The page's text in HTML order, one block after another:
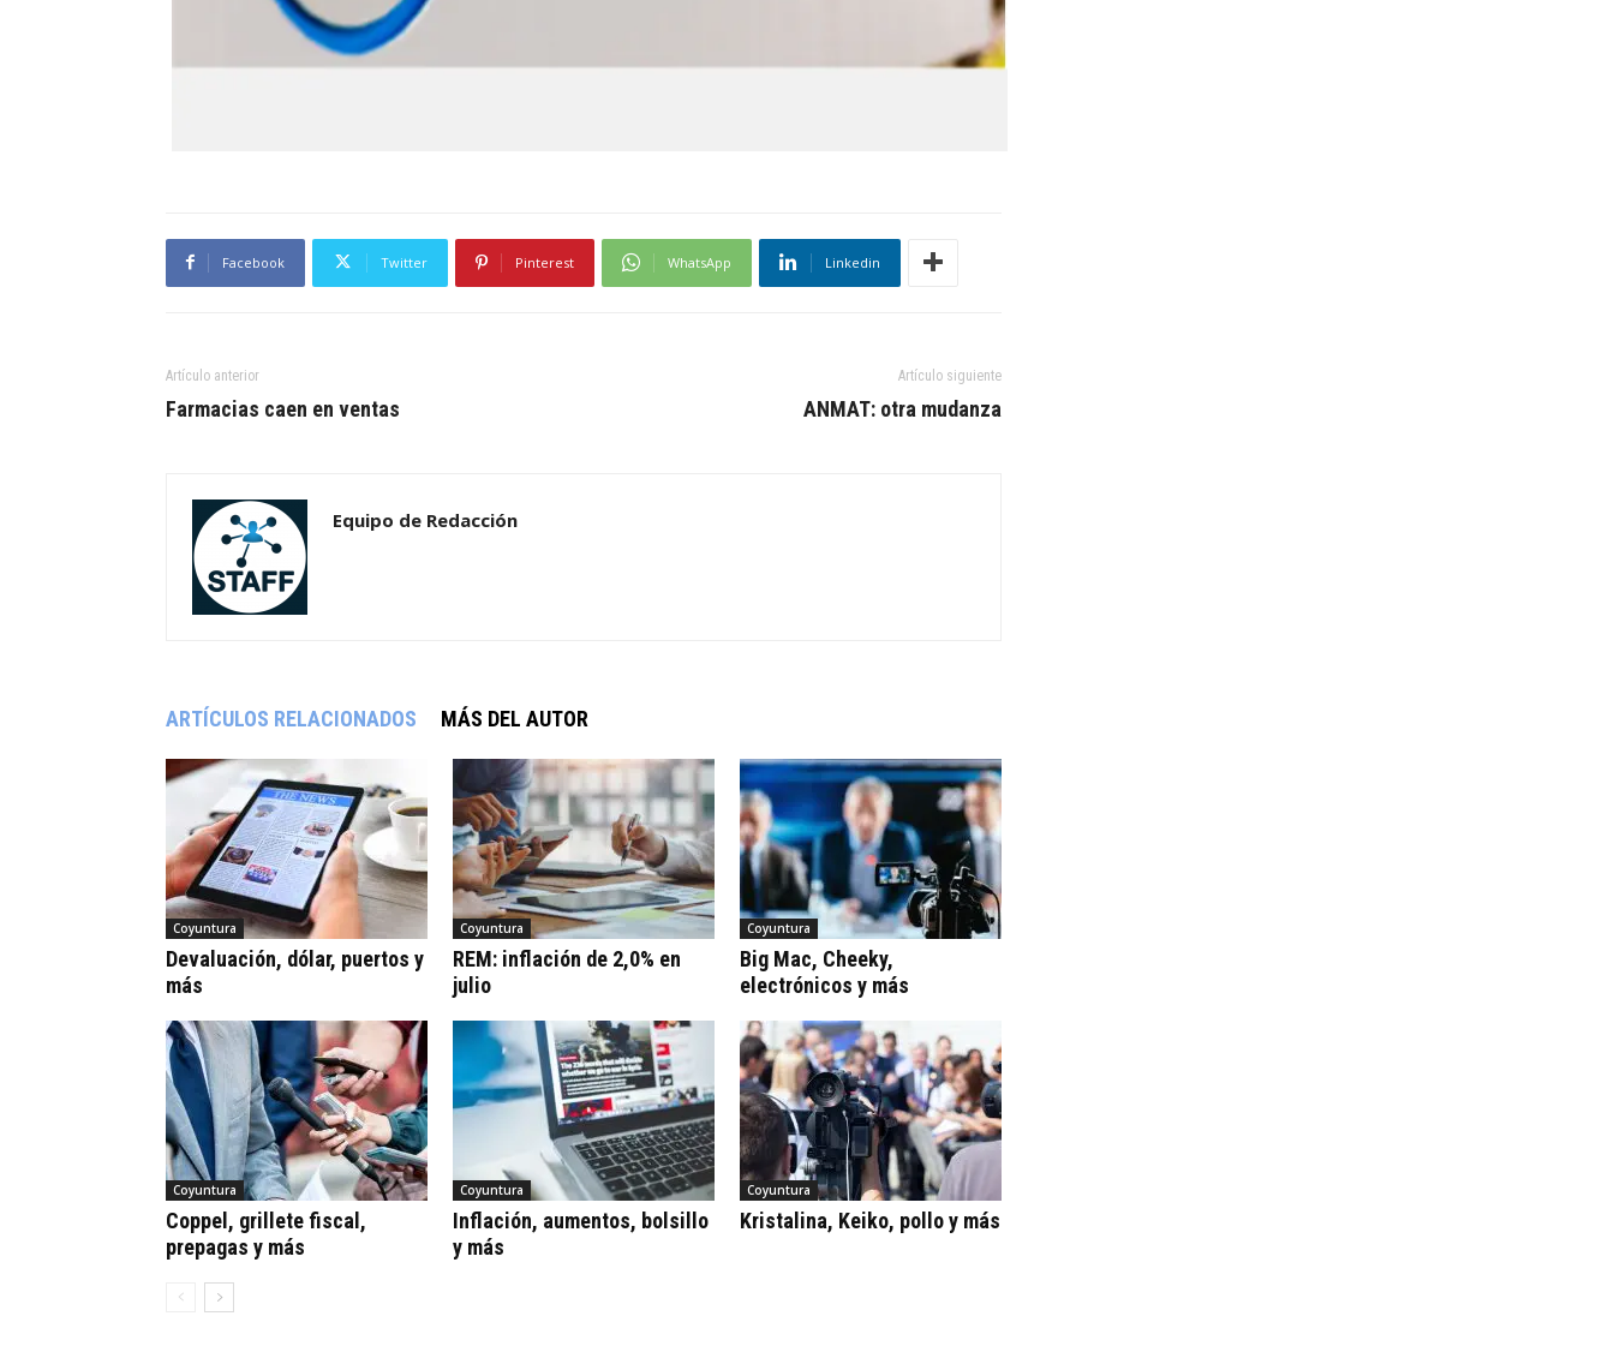
Facebook Twitter Pinterest WhatsApp Linkedin
Artículo anterior
Farmacias caen en ventas
Artículo siguiente
ANMAT: otra mudanza
Equipo de Redacción
ARTÍCULOS RELACIONADOS MÁS DEL AUTOR
Coyuntura
Devaluación, dólar, puertos y
más
Coyuntura
REM: inflación de 2,0% en
julio
Coyuntura
Big Mac, Cheeky,
electrónicos y más
Coyuntura
Coppel, grillete fiscal,
prepagas y más
Coyuntura
Inflación, aumentos, bolsillo
y más
Coyuntura
Kristalina, Keiko, pollo y más